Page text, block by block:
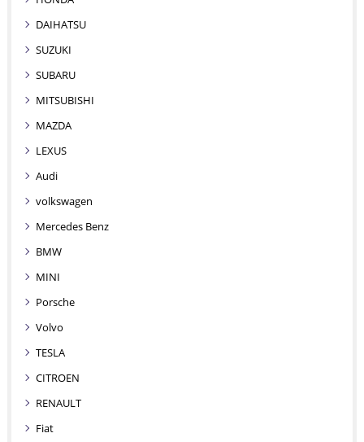
DAIHATSU
SUZUKI
SUBARU
MITSUBISHI
MAZDA
LEXUS
Audi
volkswagen
Mercedes Benz
BMW
MINI
Porsche
Volvo
TESLA
CITROEN
RENAULT
Fiat